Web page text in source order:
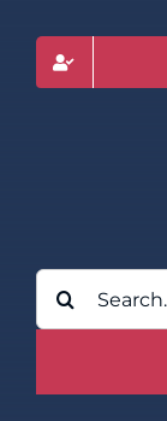
contenuto
Cerca
per: